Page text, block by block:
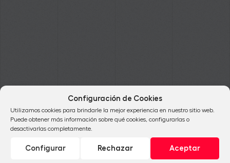
Configuración de Cookies
Utilizamos cookies para brindarle la mejor experiencia en nuestro sitio web.
Puede obtener más información sobre qué cookies, configurarlas o
desactivarlas completamente.
Aceptar
Rechazar
Configurar